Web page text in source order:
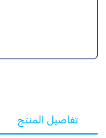
تفاصيل المنتج